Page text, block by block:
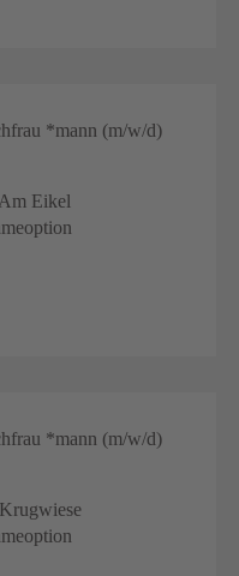
*mann (m/w/d)
Eikel
*mann (m/w/d)